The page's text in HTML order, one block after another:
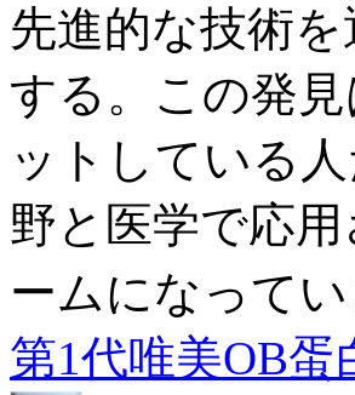
先進的な技術
する。この発
ットしている
野と医学で応
ームになって
第1代唯美OB蛋